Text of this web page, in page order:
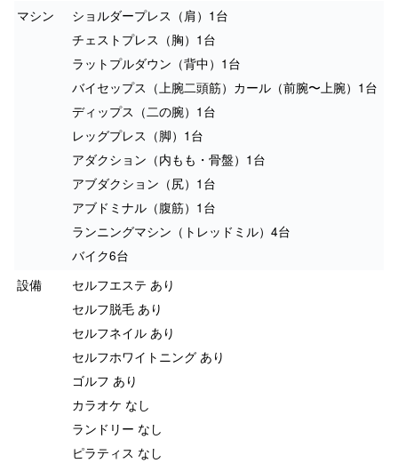
マシン
ショルダープレス（肩）1台
チェストプレス（胸）1台
ラットプルダウン（背中）1台
バイセップス（上腕二頭筋）カール（前腕〜上腕）1台
ディップス（二の腕）1台
レッグプレス（脚）1台
アダクション（内もも・骨盤）1台
アブダクション（尻）1台
アブドミナル（腹筋）1台
ランニングマシン（トレッドミル）4台
バイク6台
設備
セルフエステ あり
セルフ脱毛 あり
セルフネイル あり
セルフホワイトニング あり
ゴルフ あり
カラオケ なし
ランドリー なし
ピラティス なし